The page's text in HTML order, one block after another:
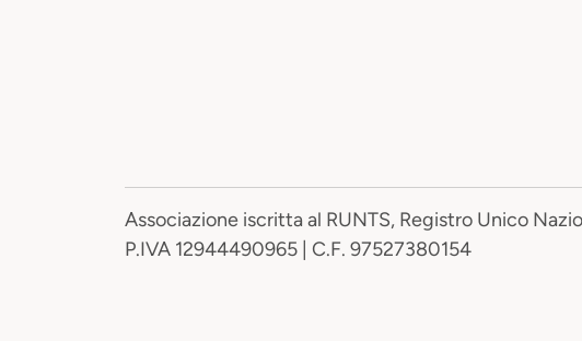
Associazione iscritta al RUNTS, Registro Unico
P.IVA 12944490965 | C.F. 97527380154